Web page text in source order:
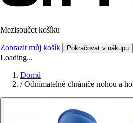
Mezisoučet košíku
Zobrazit můj košík Pokračovat v nákupu
Loading...
Domů
/ Odnímatelné chrániče nohou a